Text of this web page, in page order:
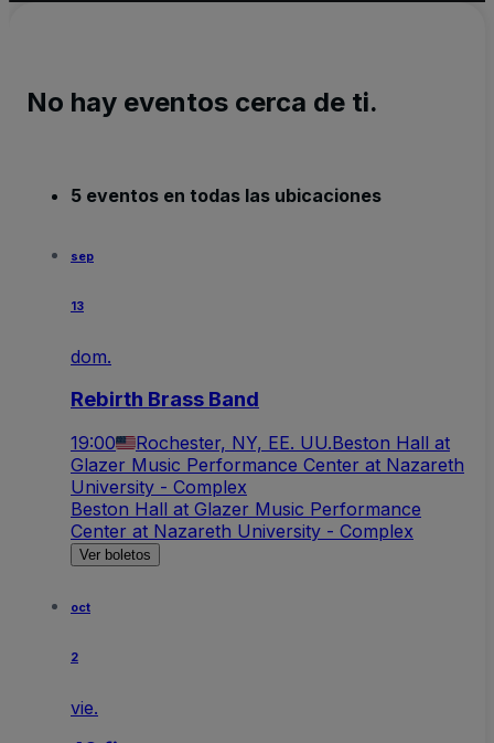
No hay eventos cerca de ti.
5 eventos en todas las ubicaciones
sep
13
dom.
Rebirth Brass Band
19:00 Rochester, NY, EE. UU.Beston Hall at
Glazer Music Performance Center at Nazareth
University - Complex
Beston Hall at Glazer Music Performance
Center at Nazareth University - Complex
Ver boletos
oct
2
vie.